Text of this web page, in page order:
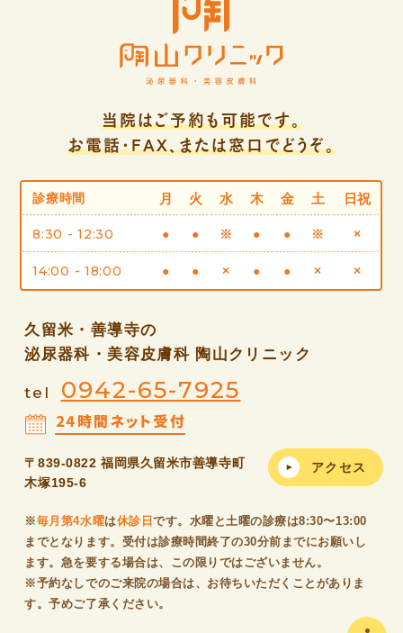
当院はご予約も可能です。
お電話・FAX、または窓口でどうぞ。
診療時間 月 火 水 木 金 土 日祝
8:30 - 12:30 ● ● ※ ● ● ※ ×
14:00 - 18:00 ● ● × ● ● × ×
久留米・善導寺の
泌尿器科・美容皮膚科 陶山クリニック
tel 0942-65-7925
〒839-0822 福岡県久留米市善導寺町
木塚195-6
アクセス
※毎月第4水曜は休診日です。水曜と土曜の診療は8:30〜13:00
までとなります。受付は診療時間終了の30分前までにお願いし
ます。急を要する場合は、この限りではございません。
※予約なしでのご来院の場合は、お待ちいただくことがありま
す。予めご了承ください。